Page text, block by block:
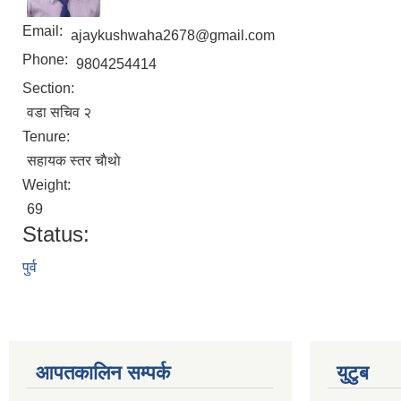
Email: ajaykushwaha2678@gmail.com
Phone: 9804254414
Section:
वडा सचिव २
Tenure:
सहायक स्तर चाैथाे
Weight:
69
Status:
पुर्व
आपतकालिन सम्पर्क युटुब